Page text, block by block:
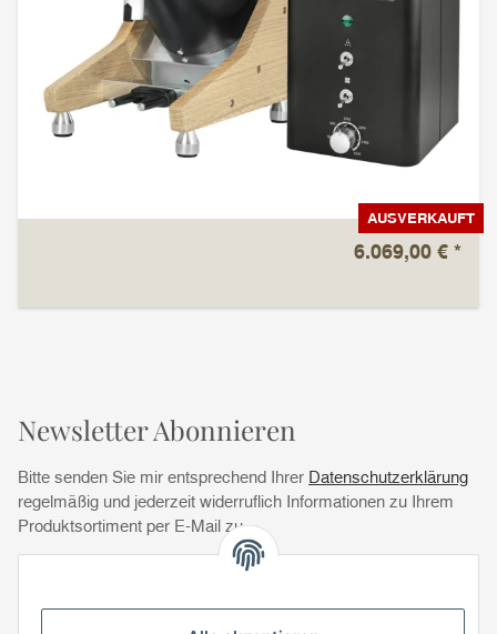
AUSVERKAUFT
6.069,00 € *
Newsletter Abonnieren
Bitte senden Sie mir entsprechend Ihrer Datenschutzerklärung
regelmäßig und jederzeit widerruflich Informationen zu Ihrem
Produktsortiment per E-Mail zu.
Newsletter Abonnieren